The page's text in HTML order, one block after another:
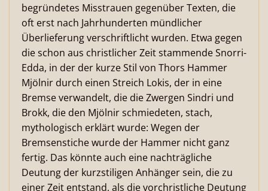
begründetes Misstrauen gegenüber Texten, die
oft erst nach Jahrhunderten mündlicher
Überlieferung verschriftlicht wurden. Etwa gegen
die schon aus christlicher Zeit stammende Snorri-
Edda, in der der kurze Stil von Thors Hammer
Mjölnir durch einen Streich Lokis, der in eine
Bremse verwandelt, die die Zwergen Sindri und
Brokk, die den Mjölnir schmiedeten, stach,
mythologisch erklärt wurde: Wegen der
Bremsenstiche wurde der Hammer nicht ganz
fertig. Das könnte auch eine nachträgliche
Deutung der kurzstiligen Anhänger sein, die zu
einer Zeit entstand, als die vorchristliche Deutung